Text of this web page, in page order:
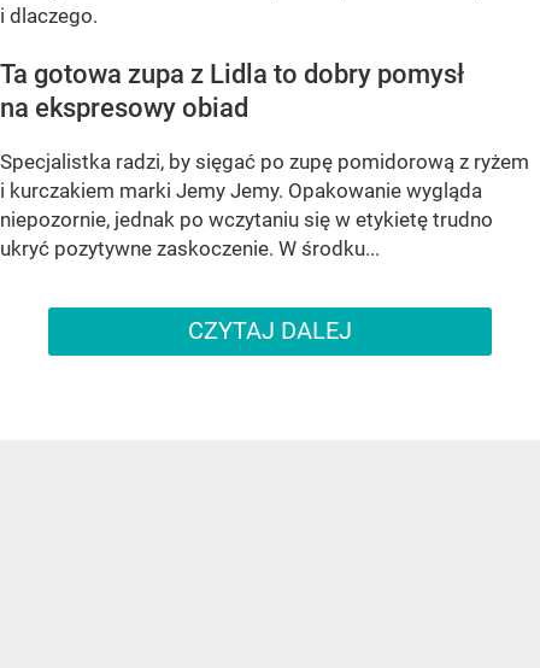
i dlaczego.
Ta gotowa zupa z Lidla to dobry pomysł
na ekspresowy obiad
Specjalistka radzi, by sięgać po zupę pomidorową z ryżem
i kurczakiem marki Jemy Jemy. Opakowanie wygląda
niepozornie, jednak po wczytaniu się w etykietę trudno
ukryć pozytywne zaskoczenie. W środku...
CZYTAJ DALEJ